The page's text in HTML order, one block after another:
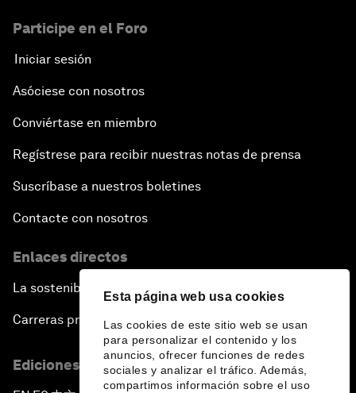
Esta página web usa cookies
Las cookies de este sitio web se usan
para personalizar el contenido y los
anuncios, ofrecer funciones de redes
sociales y analizar el tráfico. Además,
compartimos información sobre el uso
Participe en el Foro
Iniciar sesión
Asóciese con nosotros
Conviértase en miembro
Regístrese para recibir nuestras notas de prensa
Suscríbase a nuestros boletines
Contacte con nosotros
Enlaces directos
La sostenibilidad en el Foro
Carreras profesionales
Ediciones en otros idiomas